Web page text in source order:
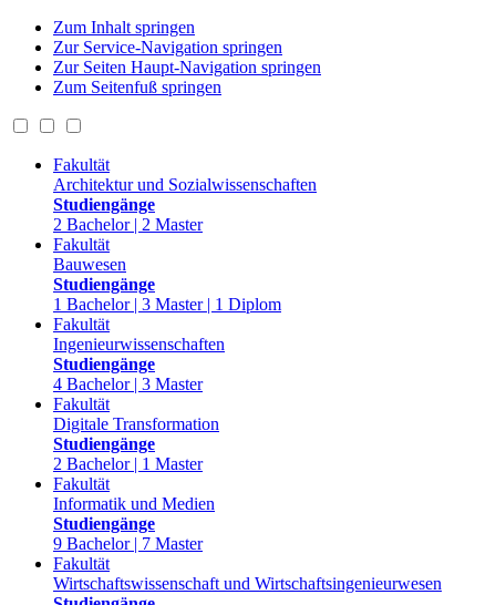
Zum Inhalt springen
Zur Service-Navigation springen
Zur Seiten Haupt-Navigation springen
Zum Seitenfuß springen
Fakultät
Architektur und Sozialwissenschaften
Studiengänge
2 Bachelor | 2 Master
Fakultät
Bauwesen
Studiengänge
1 Bachelor | 3 Master | 1 Diplom
Fakultät
Ingenieurwissenschaften
Studiengänge
4 Bachelor | 3 Master
Fakultät
Digitale Transformation
Studiengänge
2 Bachelor | 1 Master
Fakultät
Informatik und Medien
Studiengänge
9 Bachelor | 7 Master
Fakultät
Wirtschaftswissenschaft und Wirtschaftsingenieurwesen